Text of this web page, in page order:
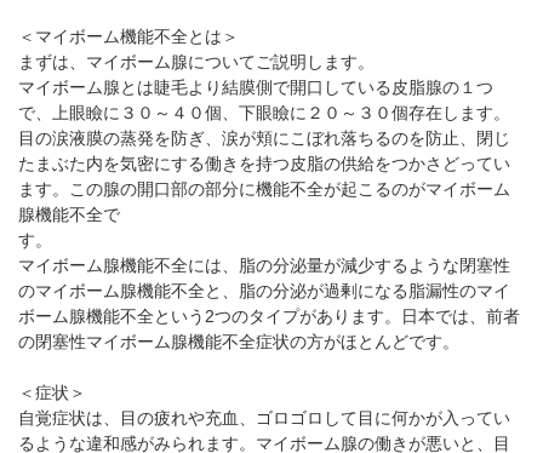
＜マイボーム機能不全とは＞
まずは、マイボーム腺についてご説明します。
マイボーム腺とは睫毛より結膜側で開口している皮脂腺の１つ
で、上眼瞼に３０～４０個、下眼瞼に２０～３０個存在します。
目の涙液膜の蒸発を防ぎ、涙が頬にこぼれ落ちるのを防止、閉じ
たまぶた内を気密にする働きを持つ皮脂の供給をつかさどってい
ます。この腺の開口部の部分に機能不全が起こるのがマイボーム
腺機能不全で
す
マイボーム腺機能不全には、脂の分泌量が減少するような閉塞性
のマイボーム腺機能不全と、脂の分泌が過剰になる脂漏性のマイ
ボーム腺機能不全という2つのタイプがあります。日本では、前者
の閉塞性マイボーム腺機能不全症状の方がほとんどです。
＜症状＞
自覚症状は、目の疲れや充血、ゴロゴロして目に何かが入ってい
るような違和感がみられます。マイボーム腺の働きが悪いと、目